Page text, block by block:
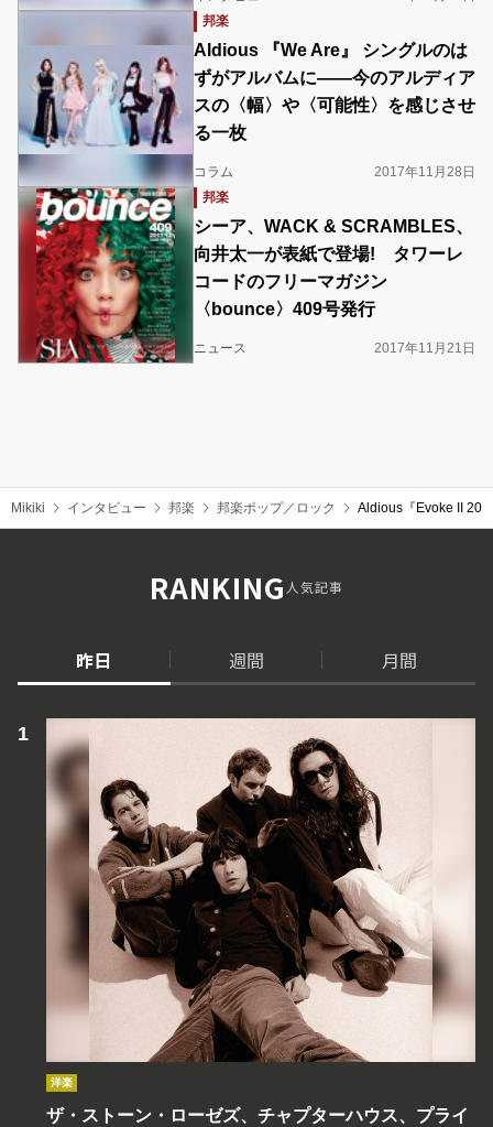
邦楽
Aldious 『We Are』 シングルのは
ずがアルバムに――今のアルディア
スの〈幅〉や〈可能性〉を感じさせ
る一枚
コラム
2017年11月28日
邦楽
シーア、WACK & SCRAMBLES、
向井太一が表紙で登場! タワーレ
コードのフリーマガジン
〈bounce〉409号発行
ニュース 2017年11月21日
Mikiki インタビュー 邦楽 邦楽ポップ／ロック Aldious『Evoke II
RANKING人気記事
昨日 週間 月間
洋楽
ザ・ストーン・ローゼズ、チャプターハウス、プライ